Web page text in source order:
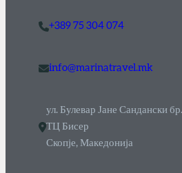
+389 75 304 074
info@marinatravel.mk
ул. Булевар Јане Сандански
ТЦ Бисер
Скопје, Македонија